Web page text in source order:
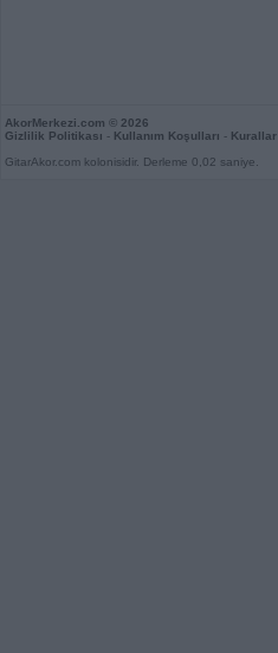
AkorMerkezi.com © 2026
Gizlilik Politikası - Kullanım Koşulları - Kurallar
GitarAkor.com kolonisidir. Derleme 0,02 saniye.